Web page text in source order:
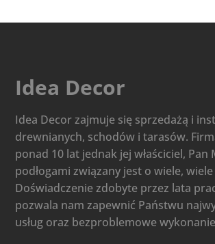
Idea Decor
Idea Decor zajmuje się sprzedażą i
drewnianych, schodów i tarasów.
ponad 10 lat jednak jej właściciel, Pan
podłogami związany jest o wiele, wiele
Doświadczenie zdobyte przez lata
pozwala nam zapewnić Państwu
usług oraz bezproblemowe